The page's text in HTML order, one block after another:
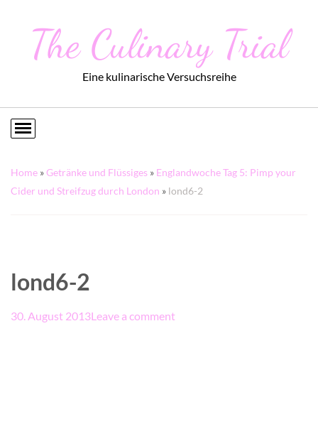
The Culinary Trial
Eine kulinarische Versuchsreihe
Home »Getränke und Flüssiges » Englandwoche Tag 5: Pimp your
Cider und Streifzug durch London » lond6-2
lond6-2
30. August 2013Leave a comment